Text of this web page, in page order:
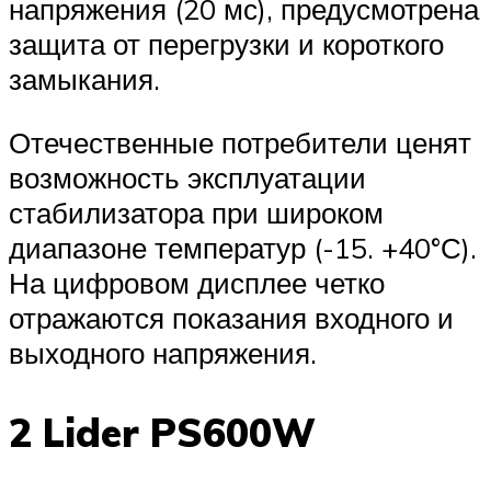
напряжения (20 мс), предусмотрена
защита от перегрузки и короткого
замыкания.
Отечественные потребители ценят
возможность эксплуатации
стабилизатора при широком
диапазоне температур (-15. +40°С).
На цифровом дисплее четко
отражаются показания входного и
выходного напряжения.
2 Lider PS600W